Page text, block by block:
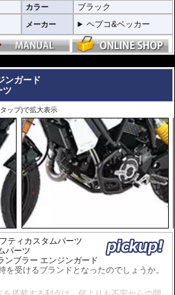
ない「限界のクリアランス設計」
プや、操作系パーツが密集するスクランブ
よう配慮された緻密な設計を採用していま
置により、ブレーキやシフト操作の妨げに
加を最小限に抑制。スリムな車体が生み出
イツの鉄壁。
ンブラー エンジンガードは、単なるドレス
は、予期せぬアクシデントからライダーを
ために計算された、極めて実戦的な「物
: 転倒時、地面と車体の間に十分なスペース
これにより、重量級のマシンであってもラ
大幅に軽減。怪我のリスクを最小限に抑
助けます。
ではありません。車種ごとのフレーム強度
分散。ライダーへの衝撃緩和はもちろん、
に留めることで、自走不能な状態（レッカ
間曲げ加工と、均一で強固な溶接技術。ド
、ライダーの安全を託すに足る、強靭な守
カラー ブラック
メーカー ヘプコ&ベッカー
ンガード
ツ
ップ)で拡大表示
ティカスタムパーツ
パーツ
ンブラー エンジンガード
を受けるブランドとなったのでしょうか。